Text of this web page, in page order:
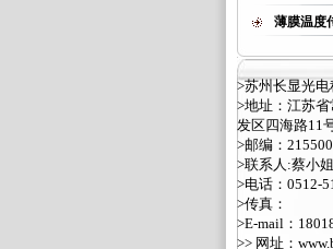
薄膜温度
>苏州长显光电
>地址：江苏
发区四海路11
>邮编：215500
>联系人:蔡小姐
>电话：0512-
>传真：
>E-mail：
>> 网址：